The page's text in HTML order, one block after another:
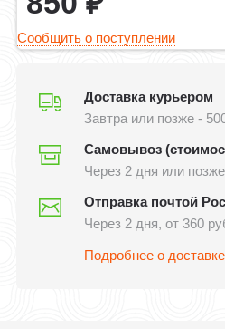
Сообщить о поступлении
Доставка курьером
Завтра или позже -
Самовывоз
Через 2 дня или позже
Отправка почтой
Через 2 дня, от 360
Подробнее о доставке